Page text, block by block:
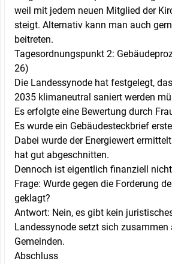
weil mit jedem neuen Mitglied der
steigt. Alternativ kann man auch
beitreten.
Tagesordnungspunkt 2:
26)
Die Landessynode hat festgelegt,
2035 klimaneutral saniert werden
Es erfolgte eine Bewertung durch
Es wurde ein Gebäudesteckbrief
Dabei wurde der Energiewert
hat gut abgeschnitten.
Dennoch ist eigentlich finanziell
Frage: Wurde gegen die Forderung
geklagt?
Antwort: Nein, es gibt kein
Landessynode setzt sich zusammen
Gemeinden.
Abschluss